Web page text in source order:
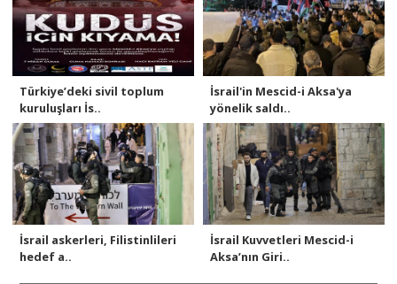
Türkiye’deki sivil toplum
kuruluşları İs..
İsrail'in Mescid-i Aksa'ya
yönelik saldı..
İsrail askerleri, Filistinlileri
hedef a..
İsrail Kuvvetleri Mescid-i
Aksa’nın Giri..